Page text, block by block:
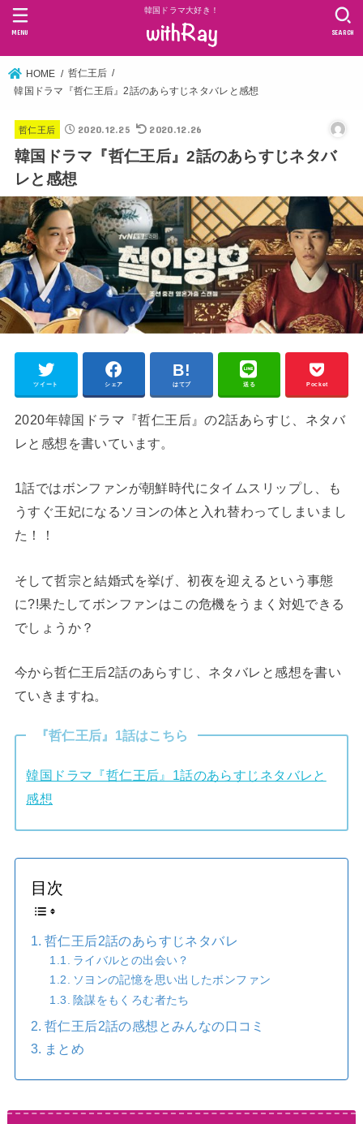
韓国ドラマ大好き！
SEARCH
MENU
HOME
哲仁王后
韓国ドラマ『哲仁王后』2話のあらすじネタバレと感想
哲仁王后 2020.12.25 2020.12.26
韓国ドラマ『哲仁王后』2話のあらすじネタバ
レと感想
ツイート シェア はてブ 送る Pocket
2020年韓国ドラマ『哲仁王后』の2話あらすじ、ネタバ
レと感想を書いています。
1話ではボンファンが朝鮮時代にタイムスリップし、も
うすぐ王妃になるソヨンの体と入れ替わってしまいまし
た！！
そして哲宗と結婚式を挙げ、初夜を迎えるという事態
に?!果たしてボンファンはこの危機をうまく対処できる
でしょうか？
今から哲仁王后2話のあらすじ、ネタバレと感想を書い
ていきますね。
『哲仁王后』1話はこちら
韓国ドラマ『哲仁王后』1話のあらすじネタバレと
感想
目次
哲仁王后2話のあらすじネタバレ
ライバルとの出会い？
ソヨンの記憶を思い出したボンファン
陰謀をもくろむ者たち
哲仁王后2話の感想とみんなの口コミ
まとめ